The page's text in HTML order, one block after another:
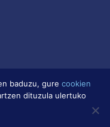
Cookien Politika
baduzu, gure cookien
dituzula ulertuko